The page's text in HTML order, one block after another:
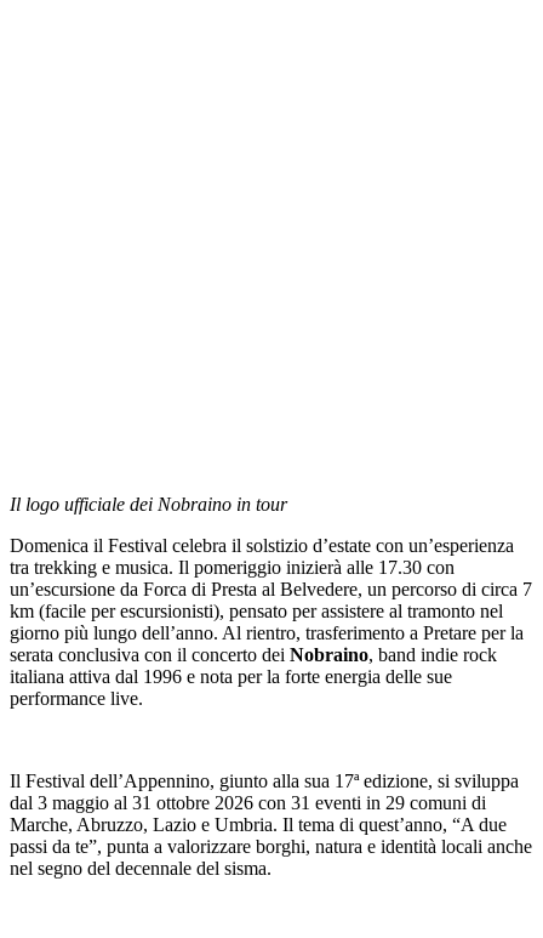
Il logo ufficiale dei Nobraino in tour
Domenica il Festival celebra il solstizio d’estate con un’esperienza
tra trekking e musica. Il pomeriggio inizierà alle 17.30 con
un’escursione da Forca di Presta al Belvedere, un percorso di circa 7
km (facile per escursionisti), pensato per assistere al tramonto nel
giorno più lungo dell’anno. Al rientro, trasferimento a Pretare per la
serata conclusiva con il concerto dei Nobraino, band indie rock
italiana attiva dal 1996 e nota per la forte energia delle sue
performance live.
Il Festival dell’Appennino, giunto alla sua 17ª edizione, si sviluppa
dal 3 maggio al 31 ottobre 2026 con 31 eventi in 29 comuni di
Marche, Abruzzo, Lazio e Umbria. Il tema di quest’anno, “A due
passi da te”, punta a valorizzare borghi, natura e identità locali anche
nel segno del decennale del sisma.